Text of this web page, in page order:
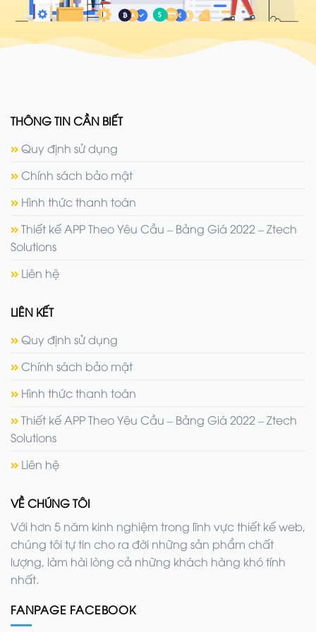
THÔNG TIN CẦN BIẾT
Quy định sử dụng
Chính sách bảo mật
Hình thức thanh toán
Thiết kế APP Theo Yêu Cầu – Bảng Giá 2022 – Ztech
Solutions
Liên hệ
LIÊN KẾT
Quy định sử dụng
Chính sách bảo mật
Hình thức thanh toán
Thiết kế APP Theo Yêu Cầu – Bảng Giá 2022 – Ztech
Solutions
Liên hệ
VỀ CHÚNG TÔI
Với hơn 5 năm kinh nghiệm trong lĩnh vực thiết kế web,
chúng tôi tự tin cho ra đời những sản phẩm chất
lượng, làm hài lòng cả những khách hàng khó tính
nhất.
FANPAGE FACEBOOK